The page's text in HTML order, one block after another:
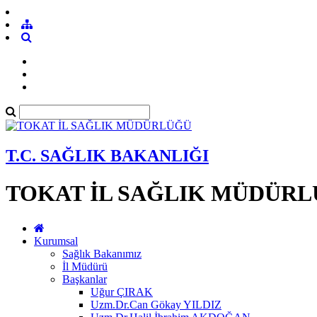
T.C. SAĞLIK BAKANLIĞI
TOKAT İL SAĞLIK
Kurumsal
Sağlık Bakanımız
İl Müdürü
Başkanlar
Uğur ÇIRAK
Uzm.Dr.Can Gökay YILDIZ